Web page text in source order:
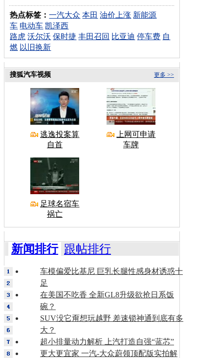
热点标签：一汽大众 本田 油价上涨 新能源
车 电动车 凯泽西
路虎 沃尔沃 保时捷 丰田召回 比亚迪 停车费 自
燃 以旧换新
更多 >>
搜狐汽车视频
逃逸投案算
自首
上网可申请
车牌
足球名宿车
祸亡
新闻排行 跟帖排行
车模偏爱比基尼 巨乳长腿性感身材诱惑十
足
在美国不吃香 全新GL8升级欲抢日系饭
碗？
SUV没它甭想玩越野 差速锁神通到底有多
大？
超小排量动力解析 上汽打造自强“蓝芯”
更大更宜家 一汽-大众蔚领顶配版实拍解